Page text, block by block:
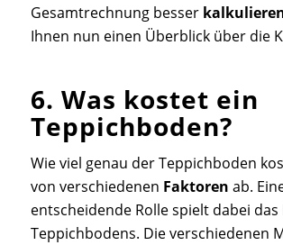
Gesamtrechnung besser
Ihnen nun einen Überblick über die
6. Was kostet ein
Teppichboden?
Wie viel genau der Teppichboden
von verschiedenen Faktoren ab.
entscheidende Rolle spielt dabei das
Teppichbodens. Die verschiedenen